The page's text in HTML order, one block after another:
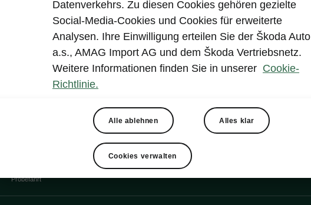
Probefahrt
Datenverkehrs. Zu diesen Cookies gehören gezielte
Social-Media-Cookies und Cookies für erweiterte
Analysen. Ihre Einwilligung erteilen Sie der Škoda Auto
a.s., AMAG Import AG und dem Škoda Vertriebsnetz.
Weitere Informationen finden Sie in unserer Cookie-
Richtlinie.
Alle ablehnen Alles klar
Cookies verwalten